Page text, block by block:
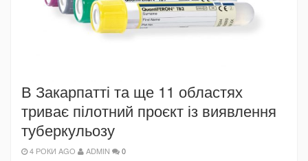
В Закарпатті та ще 11 областях
триває пілотний проєкт із виявлення
туберкульозу
4 РОКИ AGO ADMIN 0